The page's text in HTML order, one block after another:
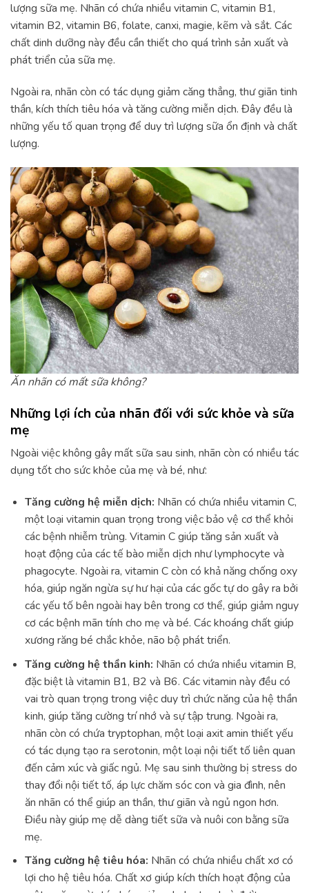
lượng sữa mẹ. Nhãn có chứa nhiều vitamin C, vitamin B1,
vitamin B2, vitamin B6, folate, canxi, magie, kẽm và sắt. Các
chất dinh dưỡng này đều cần thiết cho quá trình sản xuất và
phát triển của sữa mẹ.
Ngoài ra, nhãn còn có tác dụng giảm căng thẳng, thư giãn tinh
thần, kích thích tiêu hóa và tăng cường miễn dịch. Đây đều là
những yếu tố quan trọng để duy trì lượng sữa ổn định và chất
lượng.
Ăn nhãn có mất sữa không?
Những lợi ích của nhãn đối với sức khỏe và sữa
mẹ
Ngoài việc không gây mất sữa sau sinh, nhãn còn có nhiều tác
dụng tốt cho sức khỏe của mẹ và bé, như:
Tăng cường hệ miễn dịch: Nhãn có chứa nhiều vitamin C,
một loại vitamin quan trọng trong việc bảo vệ cơ thể khỏi
các bệnh nhiễm trùng. Vitamin C giúp tăng sản xuất và
hoạt động của các tế bào miễn dịch như lymphocyte và
phagocyte. Ngoài ra, vitamin C còn có khả năng chống oxy
hóa, giúp ngăn ngừa sự hư hại của các gốc tự do gây ra bởi
các yếu tố bên ngoài hay bên trong cơ thể, giúp giảm nguy
cơ các bệnh mãn tính cho mẹ và bé. Các khoáng chất giúp
xương răng bé chắc khỏe, não bộ phát triển.
Tăng cường hệ thần kinh: Nhãn có chứa nhiều vitamin B,
đặc biệt là vitamin B1, B2 và B6. Các vitamin này đều có
vai trò quan trọng trong việc duy trì chức năng của hệ thần
kinh, giúp tăng cường trí nhớ và sự tập trung. Ngoài ra,
nhãn còn có chứa tryptophan, một loại axit amin thiết yếu
có tác dụng tạo ra serotonin, một loại nội tiết tố liên quan
đến cảm xúc và giấc ngủ. Mẹ sau sinh thường bị stress do
thay đổi nội tiết tố, áp lực chăm sóc con và gia đình, nên
ăn nhãn có thể giúp an thần, thư giãn và ngủ ngon hơn.
Điều này giúp mẹ dễ dàng tiết sữa và nuôi con bằng sữa
mẹ.
Tăng cường hệ tiêu hóa: Nhãn có chứa nhiều chất xơ có
lợi cho hệ tiêu hóa. Chất xơ giúp kích thích hoạt động của